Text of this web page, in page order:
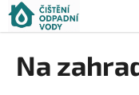
Přejít
obsah
Na
K
o